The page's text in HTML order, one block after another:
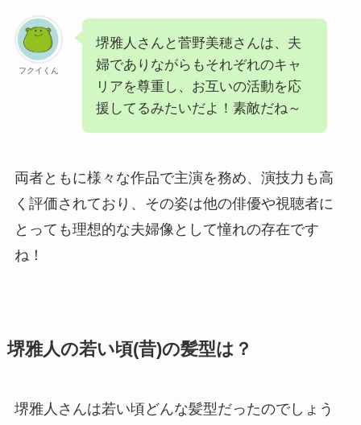
フクイくん
堺雅人さんと菅野美穂さんは、夫
婦でありながらもそれぞれのキャ
リアを尊重し、お互いの活動を応
援してるみたいだよ！素敵だね～
両者ともに様々な作品で主演を務め、演技力も高
く評価されており、その姿は他の俳優や視聴者に
とっても理想的な夫婦像として憧れの存在です
ね！
堺雅人の若い頃(昔)の髪型は？
堺雅人さんは若い頃どんな髪型だったのでしょう